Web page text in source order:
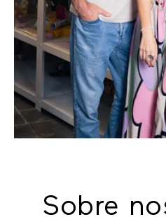
Sobre